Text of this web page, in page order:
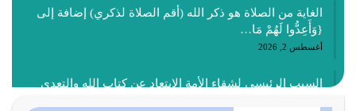
الغاية من الصلاة هو ذكر الله (أقم الصلاة لذكري) إضافة إلى
{وَأَعِدُّوا لَهُمْ مَا…
أغسطس 2, 2026
السبب الرئيسي لشقاء الأمة الابتعاد عن كتاب الله والتعدي